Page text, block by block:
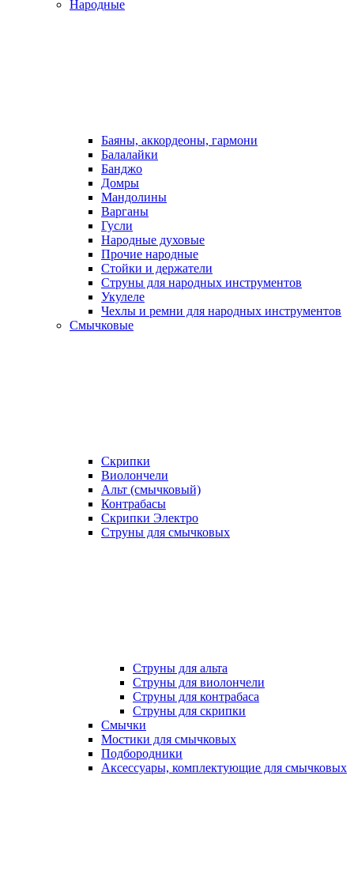
Народные
Баяны, аккордеоны, гармони
Балалайки
Банджо
Домры
Мандолины
Варганы
Гусли
Народные духовые
Прочие народные
Стойки и держатели
Струны для народных инструментов
Укулеле
Чехлы и ремни для народных инструментов
Смычковые
Скрипки
Виолончели
Альт (смычковый)
Контрабасы
Скрипки Электро
Струны для смычковых
Струны для альта
Струны для виолончели
Струны для контрабаса
Струны для скрипки
Смычки
Мостики для смычковых
Подбородники
Аксеcсуары, комплектующие для смычковых